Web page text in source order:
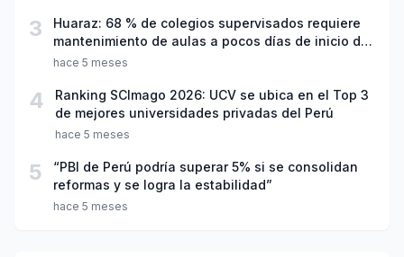
3
Huaraz: 68 % de colegios supervisados requiere
mantenimiento de aulas a pocos días de inicio del
año escolar 2026
hace 5 meses
4
Ranking SCImago 2026: UCV se ubica en el Top 3
de mejores universidades privadas del Perú
hace 5 meses
5
“PBI de Perú podría superar 5% si se consolidan
reformas y se logra la estabilidad”
hace 5 meses